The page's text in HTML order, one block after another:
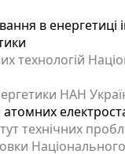
в енергетиці
технологій
НАН
технічних